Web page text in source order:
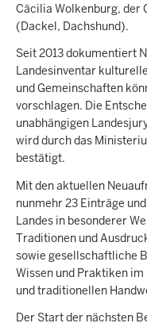
Cäcilia Wolkenburg, der
(Dackel, Dachshund).
Seit 2013 dokumentiert
Landesinventar
und Gemeinschaften
vorschlagen. Die
unabhängigen
wird durch das
bestätigt.
Mit den aktuellen
nunmehr 23 Einträge
Landes in besonderer
Traditionen und
sowie gesellschaftliche
Wissen und Praktiken
und traditionellen
Der Start der nächsten